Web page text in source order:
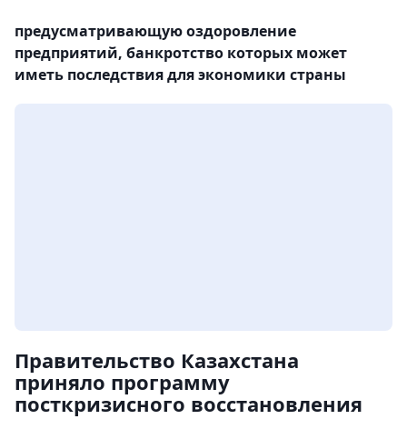
предусматривающую оздоровление
предприятий, банкротство которых может
иметь последствия для экономики страны
Правительство Казахстана
приняло программу
посткризисного восстановления